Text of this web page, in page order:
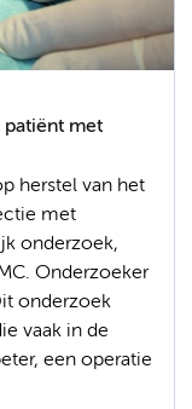
met
herstel van het
met
onderzoek,
Onderzoeker
onderzoek
vaak in de
een operatie